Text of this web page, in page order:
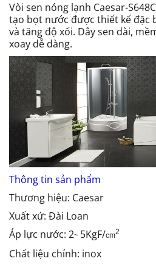
Vòi sen nóng lạnh Caesar-
tạo bọt nước được thiết kế đặc
và tăng độ xối. Dây sen dài,
xoay dễ dàng.
Thông tin sản phẩm
Thương hiệu: Caesar
Xuất xứ: Đài Loan
Áp lực nước: 2~ 5KgF/cm2
Chất liệu chính: inox